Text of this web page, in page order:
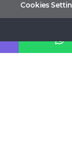
Casa
Cookies